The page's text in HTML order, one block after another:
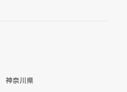
神奈川県